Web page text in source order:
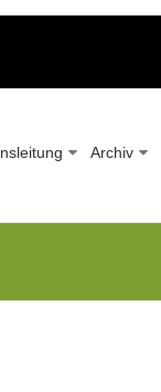
Archiv